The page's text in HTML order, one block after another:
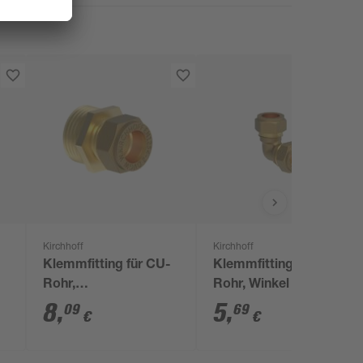
Kirchhoff
Klemmfitting für CU-
Rohr,
Übergangsstück,
Messing, 22 mm x
8,09 €
Kirchhoff
Klemmfitting für CU-
Rohr, Winkel 90°,
Messing, blank, 15
mm
5,69 €